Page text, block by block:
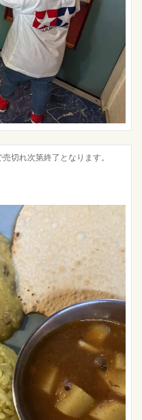
切れ次第終了となります。